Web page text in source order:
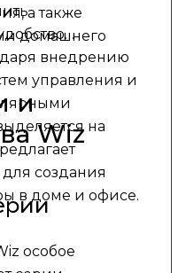
а также
домашнего
внедрению
управления и
на
создания
в доме и офисе.
и
Wiz
особое